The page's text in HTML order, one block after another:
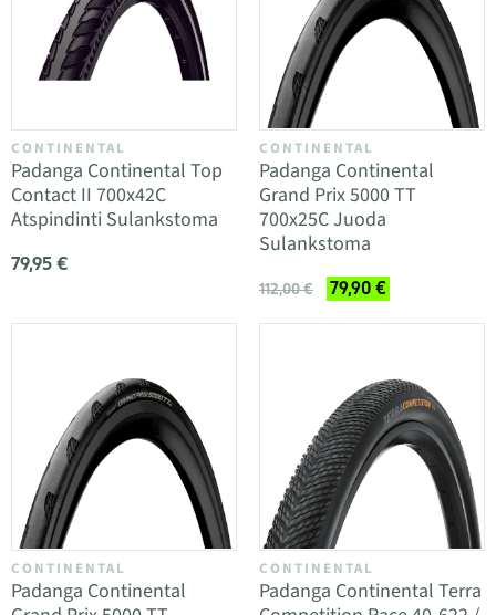
CONTINENTAL
Padanga Continental Top
Contact II 700x42C
Atspindinti Sulankstoma
79,95 €
CONTINENTAL
Padanga Continental
Grand Prix 5000 TT
700x25C Juoda
Sulankstoma
112,00 € 79,90 €
CONTINENTAL
Padanga Continental
CONTINENTAL
Padanga Continental Terra